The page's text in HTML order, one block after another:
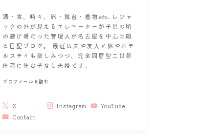
酒・食、時々、旅・舞台・着物𝓮𝓽𝓬. レジャ
ックの外が見えるエレベーターが子供の頃
の遊び場だった管理人が名古屋を中心に綴
る日記ブログ。 最近は夫や友人と旅やホテ
ルステイも楽しみつつ、完全同居型二世帯
住宅に住む子なし夫婦です。
プロフィールを読む
X Instagram
YouTube
Contact